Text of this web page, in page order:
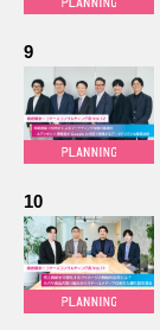
9
10